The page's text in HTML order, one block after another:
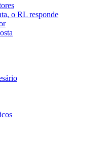
o RL responde